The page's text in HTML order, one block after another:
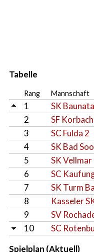
Tabelle
Rang Mannschaft
1
SK
2
SF
3
SC Fulda 2
4
SK Bad
5
SK Vellmar
6
SC
7
SK Turm
8
Kasseler
9
SV
10
SC
Spielplan (Aktuell)